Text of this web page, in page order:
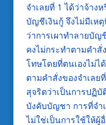
จำเลยที่ 1 ได้ว่าจ้าง
บัญชีเงินกู้ จึงไม่มีเห
ว่าการเผาทำลายบัญ
คงไม่กระทำตามคำสั่
โทษโดยที่ตนเองไม่ไ
ตามคำสั่งของจำเล
สุจริตว่าเป็นการปฏิ
บังคับบัญชา การที่จำ
ไม่ใช่เป็นการใช้ให้ผู้